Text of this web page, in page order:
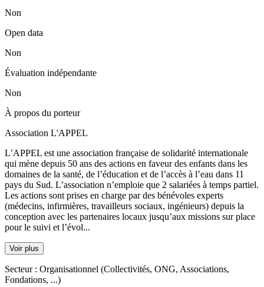
Non
Open data
Non
Évaluation indépendante
Non
À propos du porteur
Association L'APPEL
L’APPEL est une association française de solidarité internationale
qui mène depuis 50 ans des actions en faveur des enfants dans les
domaines de la santé, de l’éducation et de l’accès à l’eau dans 11
pays du Sud. L’association n’emploie que 2 salariées à temps partiel.
Les actions sont prises en charge par des bénévoles experts
(médecins, infirmières, travailleurs sociaux, ingénieurs) depuis la
conception avec les partenaires locaux jusqu’aux missions sur place
pour le suivi et l’évol...
Voir plus
Secteur : Organisationnel (Collectivités, ONG, Associations,
Fondations, ...)